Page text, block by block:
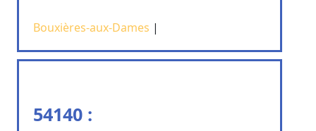
Bouxières-aux-Dames |
54140 :